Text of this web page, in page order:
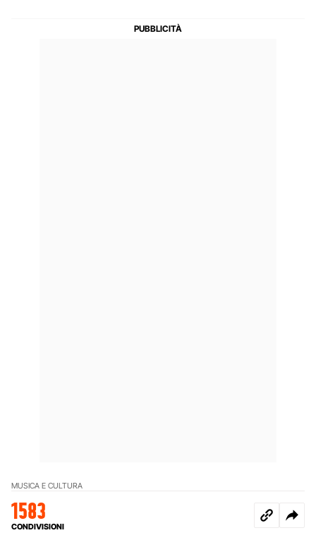
MUSICA E CULTURA
1583
CONDIVISIONI